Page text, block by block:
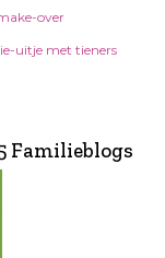
over
uitje met tieners
Familieblogs